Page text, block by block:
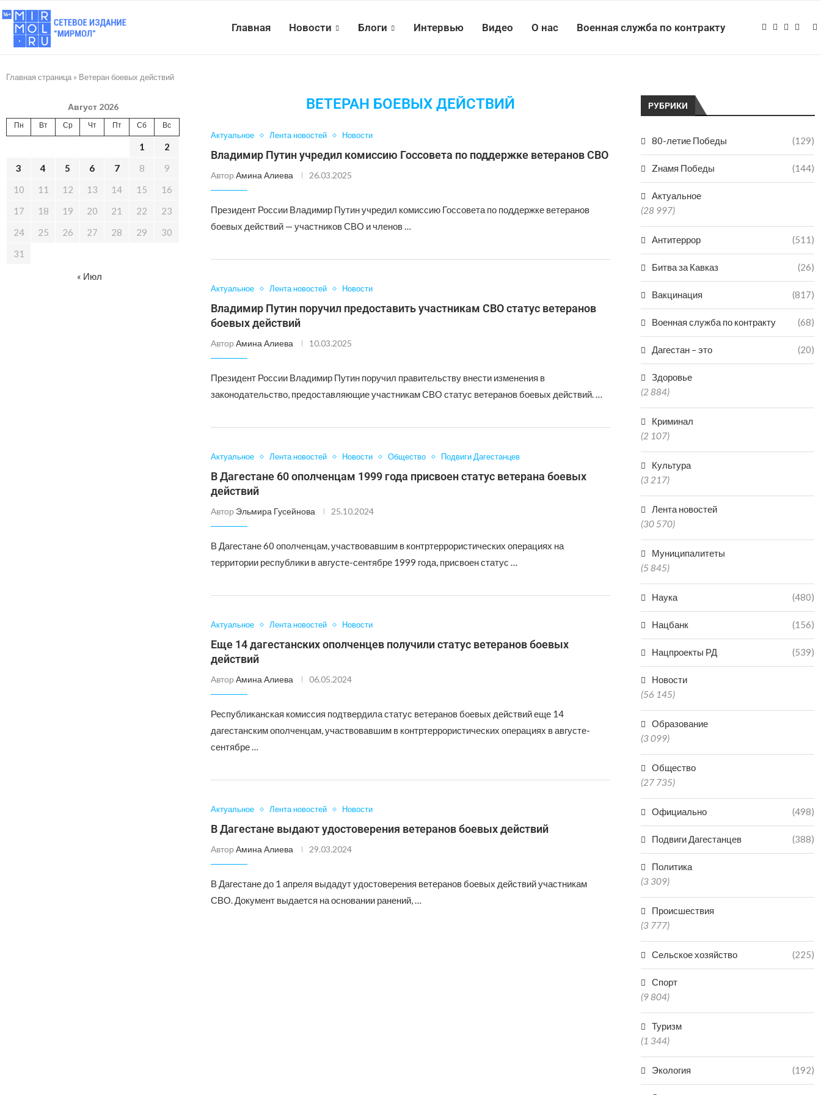
Главная Новости Блоги Интервью Видео О нас Военная служба по контракту
Главная страница » Ветеран боевых действий
ВЕТЕРАН БОЕВЫХ ДЕЙСТВИЙ
Актуальное Лента новостей Новости
Владимир Путин учредил комиссию Госсовета по поддержке ветеранов СВО
Автор Амина Алиева 26.03.2025
Президент России Владимир Путин учредил комиссию Госсовета по поддержке ветеранов
боевых действий — участников СВО и членов …
Актуальное Лента новостей Новости
Владимир Путин поручил предоставить участникам СВО статус ветеранов
боевых действий
Автор Амина Алиева 10.03.2025
Президент России Владимир Путин поручил правительству внести изменения в
законодательство, предоставляющие участникам СВО статус ветеранов боевых действий. …
Актуальное Лента новостей Новости Общество Подвиги Дагестанцев
В Дагестане 60 ополченцам 1999 года присвоен статус ветерана боевых
действий
Автор Эльмира Гусейнова 25.10.2024
В Дагестане 60 ополченцам, участвовавшим в контртеррористических операциях на
территории республики в августе-сентябре 1999 года, присвоен статус …
Актуальное Лента новостей Новости
Еще 14 дагестанских ополченцев получили статус ветеранов боевых
действий
Автор Амина Алиева 06.05.2024
Республиканская комиссия подтвердила статус ветеранов боевых действий еще 14
дагестанским ополченцам, участвовавшим в контртеррористических операциях в августе-
сентябре …
Актуальное Лента новостей Новости
В Дагестане выдают удостоверения ветеранов боевых действий
Автор Амина Алиева 29.03.2024
В Дагестане до 1 апреля выдадут удостоверения ветеранов боевых действий участникам
СВО. Документ выдается на основании ранений, …
РУБРИКИ
80-летие Победы (129)
Zнамя Победы (144)
Актуальное
(28 997)
Антитеррор (511)
Битва за Кавказ (26)
Вакцинация (817)
Военная служба по контракту (68)
Дагестан – это (20)
Здоровье
(2 884)
Криминал
(2 107)
Культура
(3 217)
Лента новостей
(30 570)
Муниципалитеты
(5 845)
Наука (480)
Нацбанк (156)
Нацпроекты РД (539)
Новости
(56 145)
Образование
(3 099)
Общество
(27 735)
Официально (498)
Подвиги Дагестанцев (388)
Политика
(3 309)
Происшествия
(3 777)
Сельское хозяйство (225)
Спорт
(9 804)
Туризм
(1 344)
Экология (192)
Август 2026
Пн Вт Ср Чт Пт Сб Вс
1
2
3
4 5 6 7 8
9
10
11 12 13 14 15
16
17
18 19 20 21 22
23
24
25 26 27 28 29
30
31
« Июл